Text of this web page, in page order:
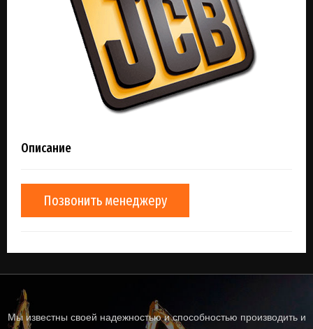
Описание
Позвонить менеджеру
Мы известны своей надежностью и способностью производить и